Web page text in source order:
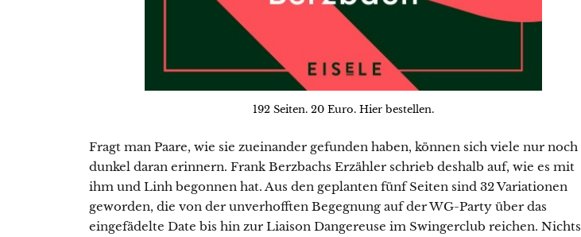
192 Seiten. 20 Euro. Hier bestellen.
Fragt man Paare, wie sie zueinander gefunden haben, können sich viele nur noch
dunkel daran erinnern. Frank Berzbachs Erzähler schrieb deshalb auf, wie es mit
ihm und Linh begonnen hat. Aus den geplanten fünf Seiten sind 32 Variationen
geworden, die von der unverhofften Begegnung auf der WG-Party über das
eingefädelte Date bis hin zur Liaison Dangereuse im Swingerclub reichen. Nichts